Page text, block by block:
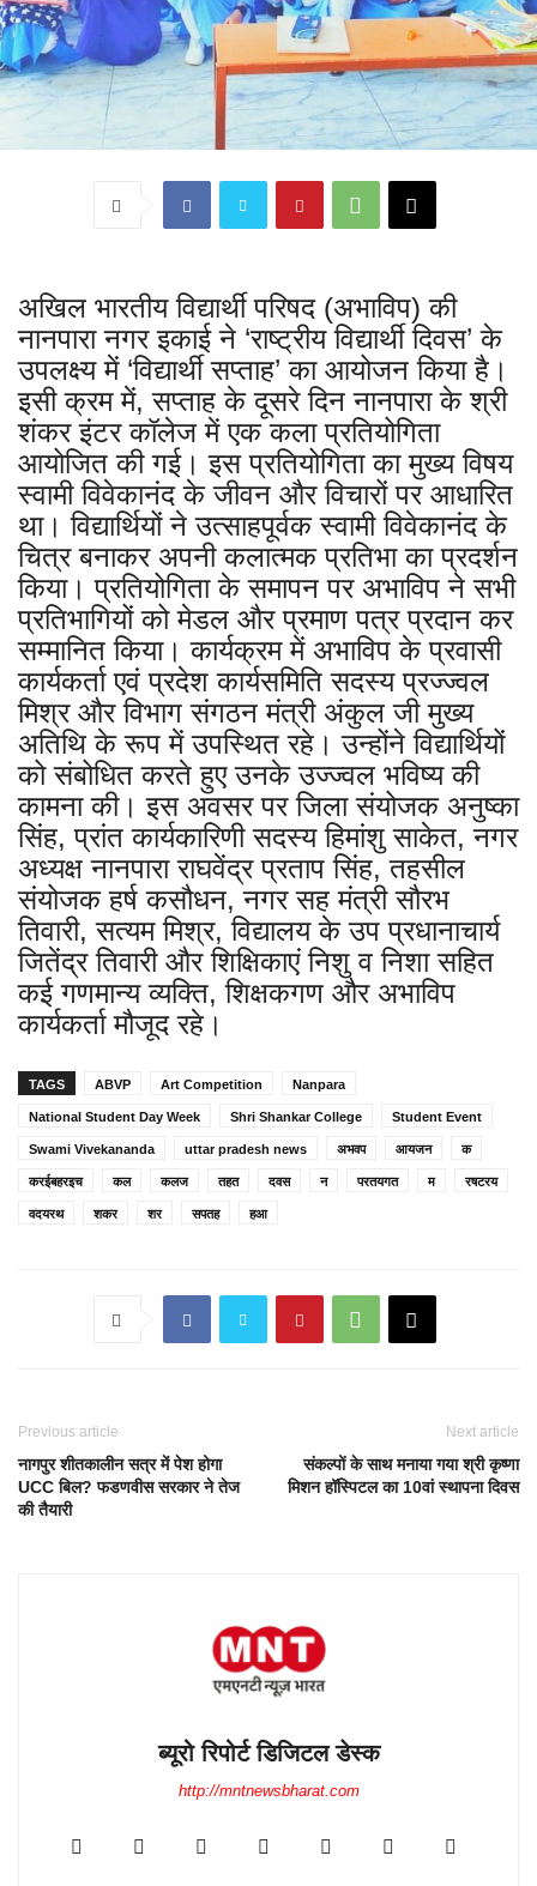
अखिल भारतीय विद्यार्थी परिषद (अभाविप) की
नानपारा नगर इकाई ने ‘राष्ट्रीय विद्यार्थी दिवस’ के
उपलक्ष्य में ‘विद्यार्थी सप्ताह’ का आयोजन किया है।
इसी क्रम में, सप्ताह के दूसरे दिन नानपारा के श्री
शंकर इंटर कॉलेज में एक कला प्रतियोगिता
आयोजित की गई। इस प्रतियोगिता का मुख्य विषय
स्वामी विवेकानंद के जीवन और विचारों पर आधारित
था। विद्यार्थियों ने उत्साहपूर्वक स्वामी विवेकानंद के
चित्र बनाकर अपनी कलात्मक प्रतिभा का प्रदर्शन
किया। प्रतियोगिता के समापन पर अभाविप ने सभी
प्रतिभागियों को मेडल और प्रमाण पत्र प्रदान कर
सम्मानित किया। कार्यक्रम में अभाविप के प्रवासी
कार्यकर्ता एवं प्रदेश कार्यसमिति सदस्य प्रज्ज्वल
मिश्र और विभाग संगठन मंत्री अंकुल जी मुख्य
अतिथि के रूप में उपस्थित रहे। उन्होंने विद्यार्थियों
को संबोधित करते हुए उनके उज्ज्वल भविष्य की
कामना की। इस अवसर पर जिला संयोजक अनुष्का
सिंह, प्रांत कार्यकारिणी सदस्य हिमांशु साकेत, नगर
अध्यक्ष नानपारा राघवेंद्र प्रताप सिंह, तहसील
संयोजक हर्ष कसौधन, नगर सह मंत्री सौरभ
तिवारी, सत्यम मिश्र, विद्यालय के उप प्रधानाचार्य
जितेंद्र तिवारी और शिक्षिकाएं निशु व निशा सहित
कई गणमान्य व्यक्ति, शिक्षकगण और अभाविप
कार्यकर्ता मौजूद रहे।
TAGS ABVP Art Competition Nanpara
National Student Day Week Shri Shankar College Student Event
Swami Vivekananda uttar pradesh news अभवप आयजन क
करईबहरइच कल कलज तहत दवस न परतयगत म रषटरय
वदयरथ शकर शर सपतह हआ
Previous article
नागपुर शीतकालीन सत्र में पेश होगा
UCC बिल? फडणवीस सरकार ने तेज
की तैयारी
Next article
संकल्पों के साथ मनाया गया श्री कृष्णा
मिशन हॉस्पिटल का 10वां स्थापना दिवस
ब्यूरो रिपोर्ट डिजिटल डेस्क
http://mntnewsbharat.com